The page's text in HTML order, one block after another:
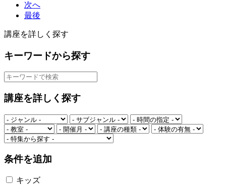
次へ
最後
講座を詳しく探す
キーワードから探す
講座を詳しく探す
条件を追加
キッズ